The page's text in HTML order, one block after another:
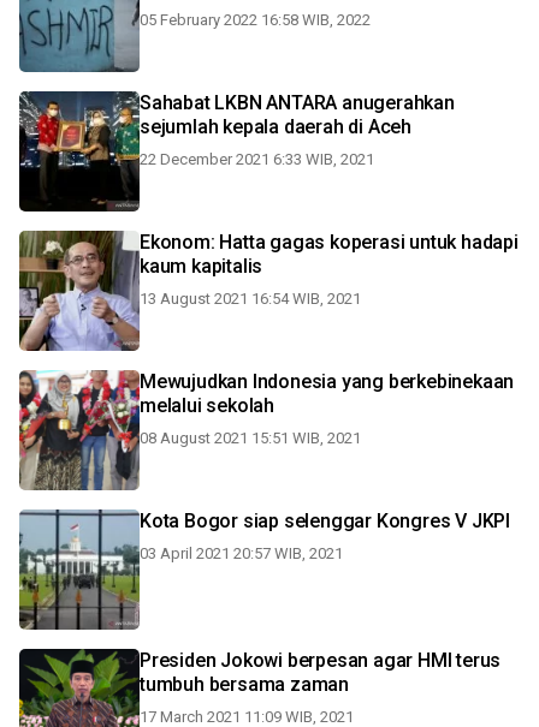
05 February 2022 16:58 WIB, 2022
Sahabat LKBN ANTARA anugerahkan
sejumlah kepala daerah di Aceh
22 December 2021 6:33 WIB, 2021
Ekonom: Hatta gagas koperasi untuk hadapi
kaum kapitalis
13 August 2021 16:54 WIB, 2021
Mewujudkan Indonesia yang berkebinekaan
melalui sekolah
08 August 2021 15:51 WIB, 2021
Kota Bogor siap selenggar Kongres V JKPI
03 April 2021 20:57 WIB, 2021
Presiden Jokowi berpesan agar HMI terus
tumbuh bersama zaman
17 March 2021 11:09 WIB, 2021